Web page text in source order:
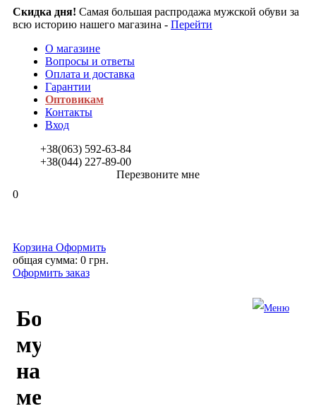
Скидка дня! Самая большая распродажа мужской обуви за
всю историю нашего магазина - Перейти
О магазине
Вопросы и ответы
Оплата и доставка
Гарантии
Оптовикам
Контакты
Вход
+38(063) 592-63-84
+38(044) 227-89-00
Перезвоните мне
0
Корзина Оформить
общая сумма: 0 грн.
Оформить заказ
Ботинки
мужские
на
меху